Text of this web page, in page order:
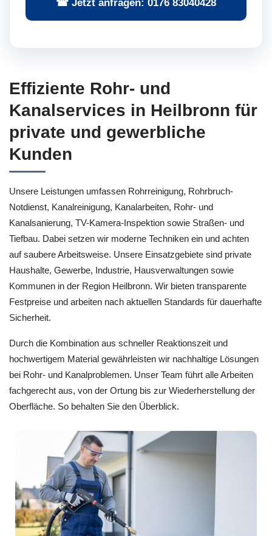
☎ Jetzt anfragen: 0176 83040428
Effiziente Rohr- und
Kanalservices in Heilbronn für
private und gewerbliche
Kunden
Unsere Leistungen umfassen Rohrreinigung, Rohrbruch-
Notdienst, Kanalreinigung, Kanalarbeiten, Rohr- und
Kanalsanierung, TV-Kamera-Inspektion sowie Straßen- und
Tiefbau. Dabei setzen wir moderne Techniken ein und achten
auf saubere Arbeitsweise. Unsere Einsatzgebiete sind private
Haushalte, Gewerbe, Industrie, Hausverwaltungen sowie
Kommunen in der Region Heilbronn. Wir bieten transparente
Festpreise und arbeiten nach aktuellen Standards für dauerhafte
Sicherheit.
Durch die Kombination aus schneller Reaktionszeit und
hochwertigem Material gewährleisten wir nachhaltige Lösungen
bei Rohr- und Kanalproblemen. Unser Team führt alle Arbeiten
fachgerecht aus, von der Ortung bis zur Wiederherstellung der
Oberfläche. So behalten Sie den Überblick.